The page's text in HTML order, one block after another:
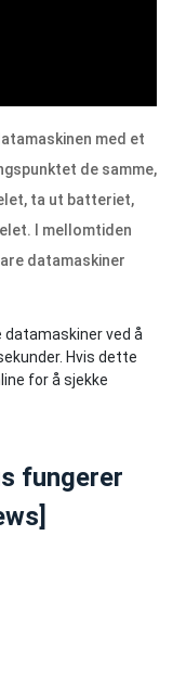
med et
de samme,
ta ut batteriet,
I mellomtiden
datamaskiner
ved å
Hvis dette
for å sjekke
fungerer